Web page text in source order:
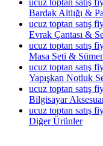
Bardak Altlığı &
ucuz toptan satış
Evrak Çantası &
ucuz toptan satış
Masa Seti &
ucuz toptan satış
Yapışkan Notluk
ucuz toptan satış
Bilgisayar
ucuz toptan satış
Diğer Ürünler